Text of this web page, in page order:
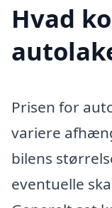
Hvad
Prisen for
variere
bilens
eventuelle